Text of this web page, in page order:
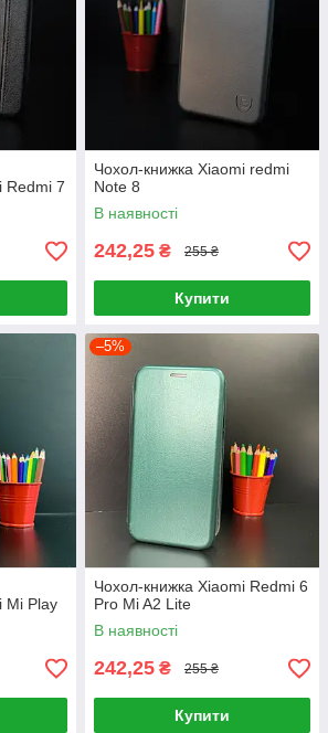
Redmi 7
Чохол-книжка Xiaomi redmi
Note 8
В наявності
242,25 ₴ 255 ₴
Купити
Mi Play
–5%
Чохол-книжка Xiaomi Redmi 6
Pro Mi A2 Lite
В наявності
242,25 ₴ 255 ₴
Купити